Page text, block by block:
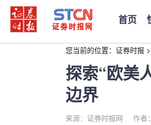
首页
您当前的位置： 证券时报 >
探索“欧美
边界
来源：证券时报网 作者